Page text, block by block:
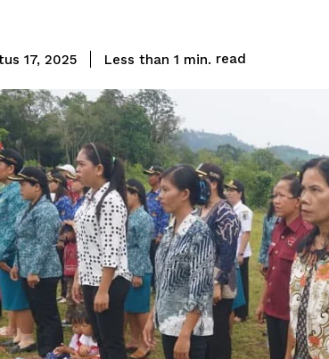
17, 2025 Less than 1 min. read